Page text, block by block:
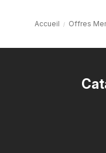
Accueil Offres